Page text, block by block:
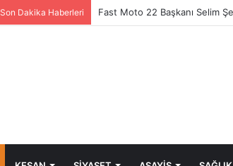
Son Dakika Haberleri